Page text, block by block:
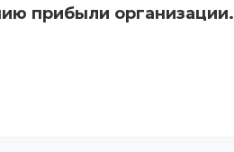
прибыли организации.